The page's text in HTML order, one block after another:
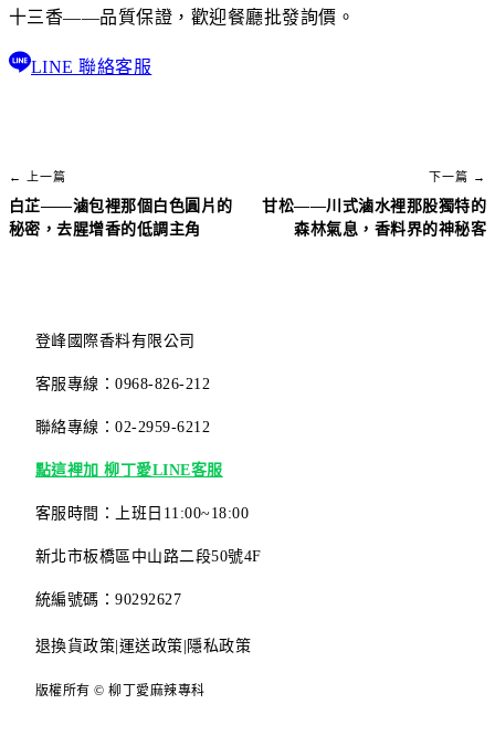
十三香——品質保證，歡迎餐廳批發詢價。
LINE 聯絡客服
← 上一篇
白芷——滷包裡那個白色圓片的
秘密，去腥增香的低調主角
下一篇 →
甘松——川式滷水裡那股獨特的
森林氣息，香料界的神秘客
登峰國際香料有限公司
客服專線：0968-826-212
聯絡專線：02-2959-6212
點這裡加 柳丁愛LINE客服
客服時間：上班日11:00~18:00
新北市板橋區中山路二段50號4F
統編號碼：90292627
退換貨政策 運送政策 隱私政策
版權所有 © 柳丁愛麻辣專科